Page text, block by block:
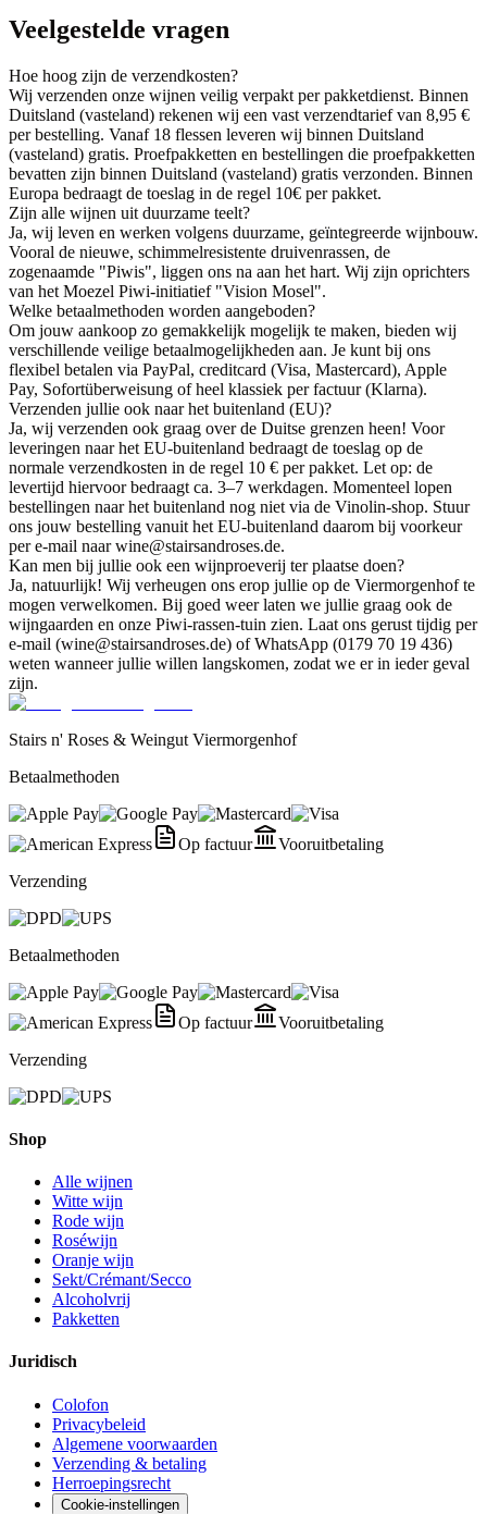
Veelgestelde vragen
Hoe hoog zijn de verzendkosten?
Wij verzenden onze wijnen veilig verpakt per pakketdienst. Binnen
Duitsland (vasteland) rekenen wij een vast verzendtarief van 8,95 €
per bestelling. Vanaf 18 flessen leveren wij binnen Duitsland
(vasteland) gratis. Proefpakketten en bestellingen die proefpakketten
bevatten zijn binnen Duitsland (vasteland) gratis verzonden. Binnen
Europa bedraagt de toeslag in de regel 10€ per pakket.
Zijn alle wijnen uit duurzame teelt?
Ja, wij leven en werken volgens duurzame, geïntegreerde wijnbouw.
Vooral de nieuwe, schimmelresistente druivenrassen, de
zogenaamde "Piwis", liggen ons na aan het hart. Wij zijn oprichters
van het Moezel Piwi-initiatief "Vision Mosel".
Welke betaalmethoden worden aangeboden?
Om jouw aankoop zo gemakkelijk mogelijk te maken, bieden wij
verschillende veilige betaalmogelijkheden aan. Je kunt bij ons
flexibel betalen via PayPal, creditcard (Visa, Mastercard), Apple
Pay, Sofortüberweisung of heel klassiek per factuur (Klarna).
Verzenden jullie ook naar het buitenland (EU)?
Ja, wij verzenden ook graag over de Duitse grenzen heen! Voor
leveringen naar het EU-buitenland bedraagt de toeslag op de
normale verzendkosten in de regel 10 € per pakket. Let op: de
levertijd hiervoor bedraagt ca. 3–7 werkdagen. Momenteel lopen
bestellingen naar het buitenland nog niet via de Vinolin-shop. Stuur
ons jouw bestelling vanuit het EU-buitenland daarom bij voorkeur
per e-mail naar wine@stairsandroses.de.
Kan men bij jullie ook een wijnproeverij ter plaatse doen?
Ja, natuurlijk! Wij verheugen ons erop jullie op de Viermorgenhof te
mogen verwelkomen. Bij goed weer laten we jullie graag ook de
wijngaarden en onze Piwi-rassen-tuin zien. Laat ons gerust tijdig per
e-mail (wine@stairsandroses.de) of WhatsApp (0179 70 19 436)
weten wanneer jullie willen langskomen, zodat we er in ieder geval
zijn.
Stairs n' Roses & Weingut Viermorgenhof
Betaalmethoden
Op factuur
Vooruitbetaling
Verzending
Betaalmethoden
Op factuur
Vooruitbetaling
Verzending
Shop
Alle wijnen
Witte wijn
Rode wijn
Roséwijn
Oranje wijn
Sekt/Crémant/Secco
Alcoholvrij
Pakketten
Juridisch
Colofon
Privacybeleid
Algemene voorwaarden
Verzending & betaling
Herroepingsrecht
Cookie-instellingen